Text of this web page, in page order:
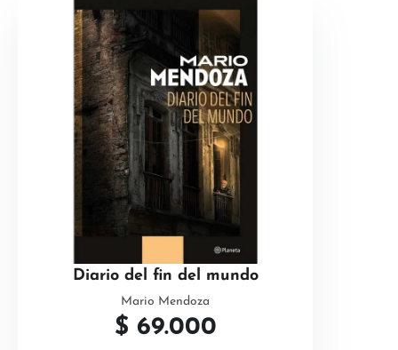
Diario del fin del mundo
Mario Mendoza
$ 69.000